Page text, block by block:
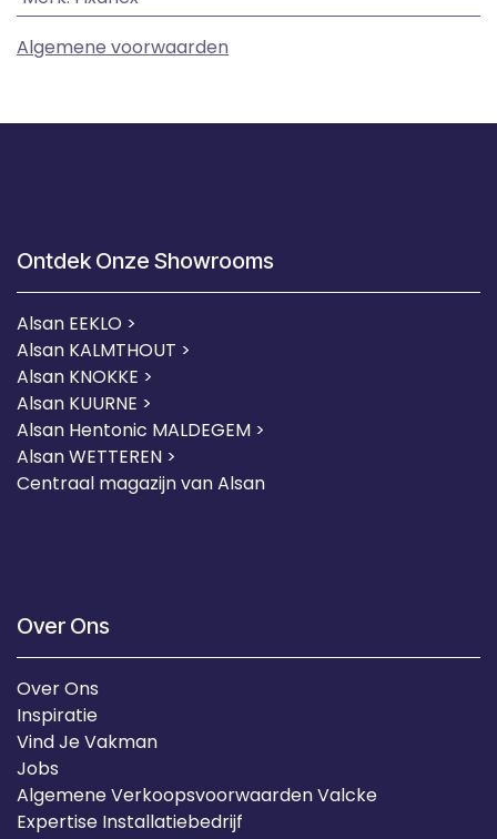
Algemene voorwaarden
Ontdek Onze Showrooms
Alsan EEKLO >
Alsan KALMTHOUT >
Alsan KNOKKE >
Alsan KUURNE >
Alsan Hentonic MALDEGEM >
Alsan WETTEREN >
Centraal magazijn van Alsan
Over Ons
Over Ons
Inspiratie
Vind Je Vakman
Jobs
Algemene Verkoopsvoorwaarden Valcke
Expertise Installatiebedrijf